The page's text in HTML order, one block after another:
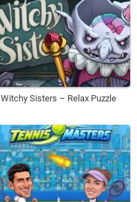
Witchy Sisters – Relax Puzzle